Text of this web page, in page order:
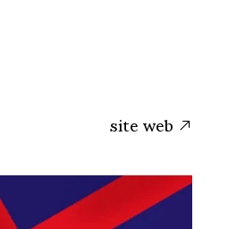
site web